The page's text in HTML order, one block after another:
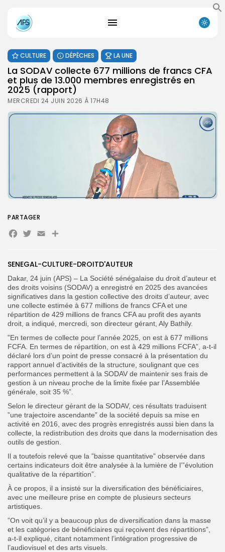
Search
for:
Search
Button
CULTURE DÉPÊCHES LA UNE
La SODAV collecte 677 millions de francs CFA
et plus de 13.000 membres enregistrés en
2025 (rapport)
MERCREDI 24 JUIN 2026 À 17H48
SENEGAL-CULTURE-DROITD'AUTEUR
Dakar, 24 juin (APS) – La Société sénégalaise du droit d’auteur et
des droits voisins (SODAV) a enregistré en 2025 des avancées
significatives dans la gestion collective des droits d’auteur, avec
une collecte estimée à 677 millions de francs CFA et une
répartition de 429 millions de francs CFA au profit des ayants
droit, a indiqué, mercredi, son directeur gérant, Aly Bathily.
‎”En termes de collecte pour l’année 2025, on est à 677 millions
FCFA. En termes de répartition, on est à 429 millions FCFA”, a-t-il
déclaré lors d’un point de presse consacré à la présentation du
rapport annuel d’activités de la structure, soulignant que ces
performances permettent à la SODAV de maintenir ses frais de
gestion à un niveau proche de la limite fixée par l’Assemblée
générale, soit 35 %”.
‎Selon le directeur gérant de la SODAV, ces résultats traduisent
”une trajectoire ascendante” de la société depuis sa mise en
activité en 2016, avec des progrès enregistrés aussi bien dans la
collecte, la redistribution des droits que dans la modernisation des
outils de gestion.
‎Il a toutefois relevé que la ”baisse quantitative” observée dans
certains indicateurs doit être analysée à la lumière de l’”évolution
qualitative de la répartition”.
À ce propos, il a insisté sur la diversification des bénéficiaires,
avec une meilleure prise en compte de plusieurs secteurs
artistiques.
‎”On voit qu’il y a beaucoup plus de diversification dans la masse
et les catégories de bénéficiaires qui reçoivent des répartitions”,
a-t-il expliqué, citant notamment l’intégration progressive de
l’audiovisuel et des arts visuels.
PARTAGER
Facebook
Twitter
EmailPartager